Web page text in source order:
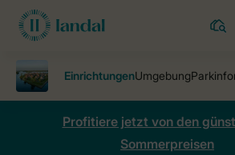
Profitiere jetzt von den
Sommerpreisen